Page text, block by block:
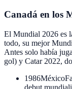
Canadá en los
El Mundial 2026 es
todo, su mejor
Antes solo había
gol) y Catar 2022,
1986México
debut